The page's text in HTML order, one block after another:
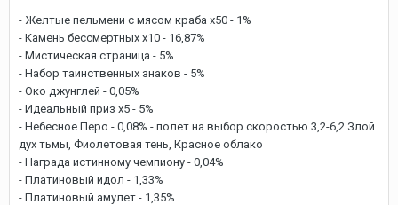
- Желтые пельмени с мясом краба х50 - 1%
- Камень бессмертных х10 - 16,87%
- Мистическая страница - 5%
- Набор таинственных знаков - 5%
- Око джунглей - 0,05%
- Идеальный приз х5 - 5%
- Небесное Перо - 0,08% - полет на выбор скоростью 3,2-6,2 Злой
дух тьмы, Фиолетовая тень, Красное облако
- Награда истинному чемпиону - 0,04%
- Платиновый идол - 1,33%
- Платиновый амулет - 1,35%